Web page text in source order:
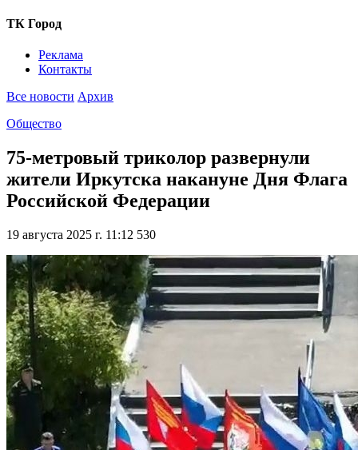
ТК Город
Реклама
Контакты
Все новости Архив
Общество
75-метровый триколор развернули
жители Иркутска накануне Дня Флага
Российской Федерации
19 августа 2025 г. 11:12 530